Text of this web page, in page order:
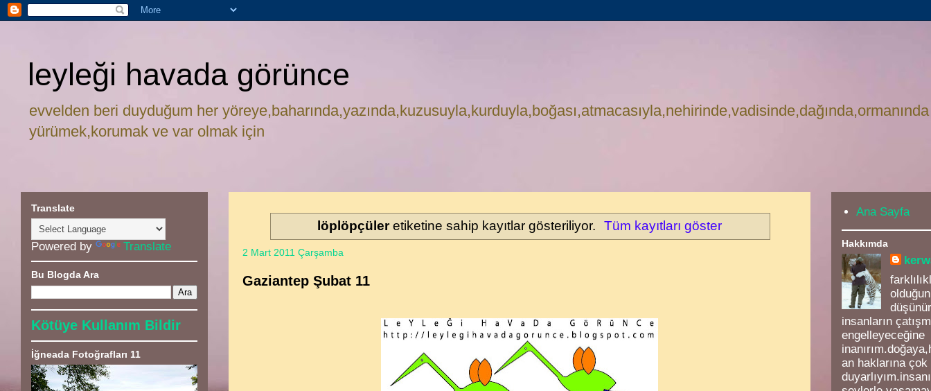
leyleği havada görünce
evvelden beri duyduğum her yöreye,baharında,yazında,kuzusuyla,kurduyla,boğası,atmacasıyla,nehirinde,vadisinde,dağında,ormanında
yürümek,korumak ve var olmak için
löplöpçüleretiketine sahip kayıtlar gösteriliyor. Tüm kayıtları göster
2 Mart 2011 Çarşamba
Gaziantep Şubat 11
Translate
Powered by Translate
Bu Blogda Ara
Kötüye Kullanım Bildir
İğneada Fotoğrafları 11
Ana Sayfa
Hakkımda
insanların
engelleyeceğine
an haklarına çok